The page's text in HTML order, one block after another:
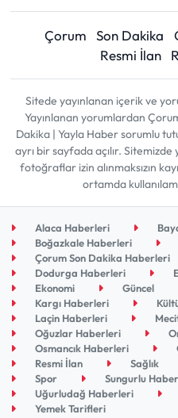
Çorum Son Dakika
Resmi İlan
Sitede yayınlanan içerik ve
Yayınlanan yorumlardan
Dakika | Yayla Haber sorumlu
ayrı bir sayfada açılır. Sitemizde
fotoğraflar izin alınmaksızın
ortamda
Alaca Haberleri
Boğazkale Haberleri
Çorum Son Dakika Haberleri
Dodurga Haberleri
Ekonomi
Güncel
Kargı Haberleri
Laçin Haberleri
Oğuzlar Haberleri
Osmancık Haberleri
Resmi İlan
Sağlık
Spor
Sungurlu
Uğurludağ Haberleri
Yemek Tarifleri